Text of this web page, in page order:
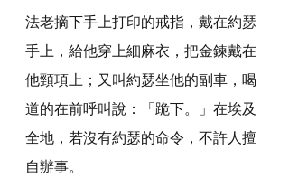
法老摘下手上打印的戒指，戴在約瑟
手上，給他穿上細麻衣，把金鍊戴在
他頸項上；又叫約瑟坐他的副車，喝
道的在前呼叫說：「跪下。」在埃及
全地，若沒有約瑟的命令，不許人擅
自辦事。